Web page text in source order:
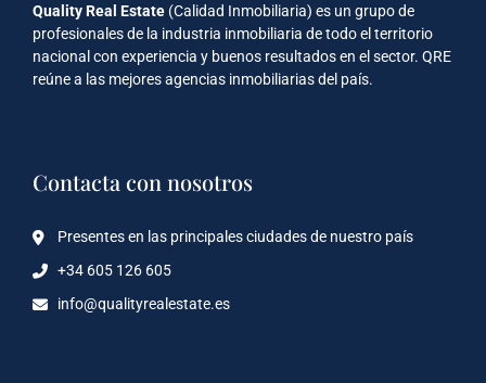
Quality Real Estate (Calidad Inmobiliaria) es un grupo de
profesionales de la industria inmobiliaria de todo el territorio
nacional con experiencia y buenos resultados en el sector. QRE
reúne a las mejores agencias inmobiliarias del país.
Contacta con nosotros
Presentes en las principales ciudades de nuestro país
+34 605 126 605
info@qualityrealestate.es